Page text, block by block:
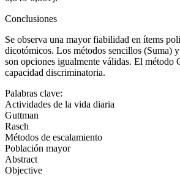
Conclusiones
Se observa una mayor fiabilidad en ítems
dicotómicos. Los métodos sencillos (Suma)
son opciones igualmente válidas. El método
capacidad discriminatoria.
Palabras clave:
Actividades de la vida diaria
Guttman
Rasch
Métodos de escalamiento
Población mayor
Abstract
Objective